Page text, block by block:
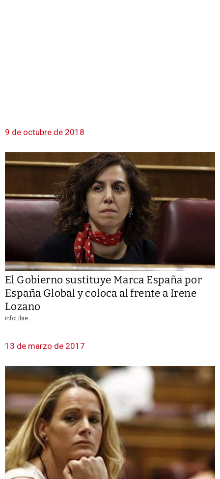
9 de octubre de 2018
El Gobierno sustituye Marca España por
España Global y coloca al frente a Irene
Lozano
infoLibre
13 de marzo de 2017